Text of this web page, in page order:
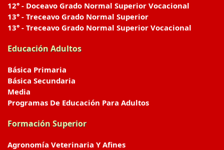
12° - Doceavo Grado Normal Superior Vocacional
13° - Treceavo Grado Normal Superior
13° - Treceavo Grado Normal Superior Vocacional
Educación Adultos
Básica Primaria
Básica Secundaria
Media
Programas De Educación Para Adultos
Formación Superior
Agronomía Veterinaria Y Afines